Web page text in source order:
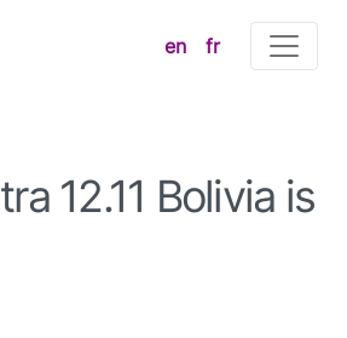
en fr
12.11 Bolivia is